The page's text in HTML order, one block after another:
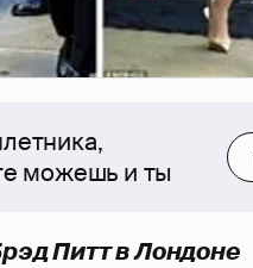
можешь и ты
Питт в Лондоне